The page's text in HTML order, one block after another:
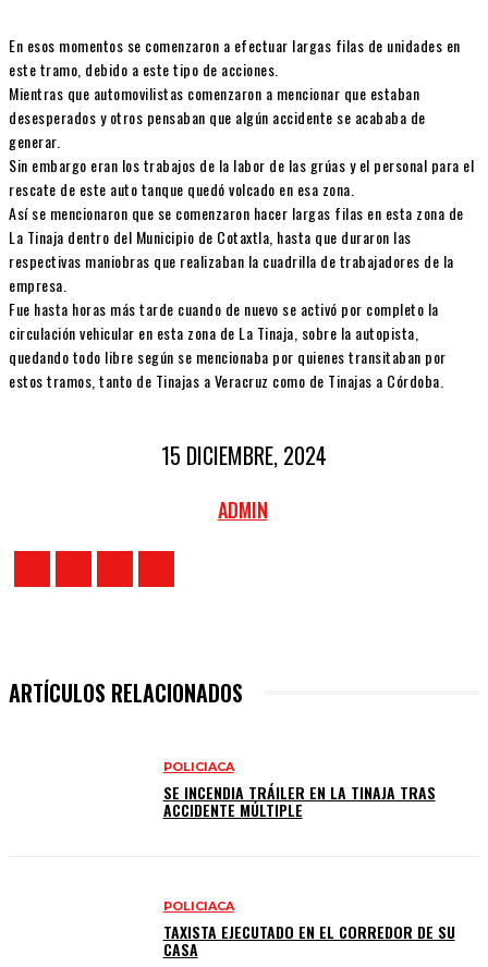
En esos momentos se comenzaron a efectuar largas filas de unidades en
este tramo, debido a este tipo de acciones.
Mientras que automovilistas comenzaron a mencionar que estaban
desesperados y otros pensaban que algún accidente se acababa de
generar.
Sin embargo eran los trabajos de la labor de las grúas y el personal para el
rescate de este auto tanque quedó volcado en esa zona.
Así se mencionaron que se comenzaron hacer largas filas en esta zona de
La Tinaja dentro del Municipio de Cotaxtla, hasta que duraron las
respectivas maniobras que realizaban la cuadrilla de trabajadores de la
empresa.
Fue hasta horas más tarde cuando de nuevo se activó por completo la
circulación vehicular en esta zona de La Tinaja, sobre la autopista,
quedando todo libre según se mencionaba por quienes transitaban por
estos tramos, tanto de Tinajas a Veracruz como de Tinajas a Córdoba.
15 DICIEMBRE, 2024
ADMIN
ARTÍCULOS RELACIONADOS
POLICIACA
SE INCENDIA TRÁILER EN LA TINAJA TRAS
ACCIDENTE MÚLTIPLE
POLICIACA
TAXISTA EJECUTADO EN EL CORREDOR DE SU
CASA